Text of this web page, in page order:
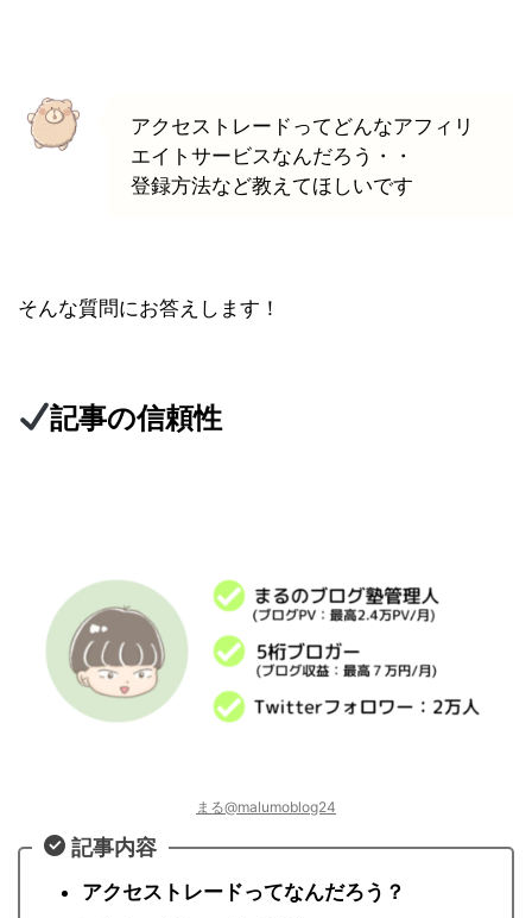
アクセストレードってどんなアフィリ
エイトサービスなんだろう・・
登録方法など教えてほしいです
そんな質問にお答えします！
記事の信頼性
まる@malumoblog24
記事内容
アクセストレードってなんだろう？